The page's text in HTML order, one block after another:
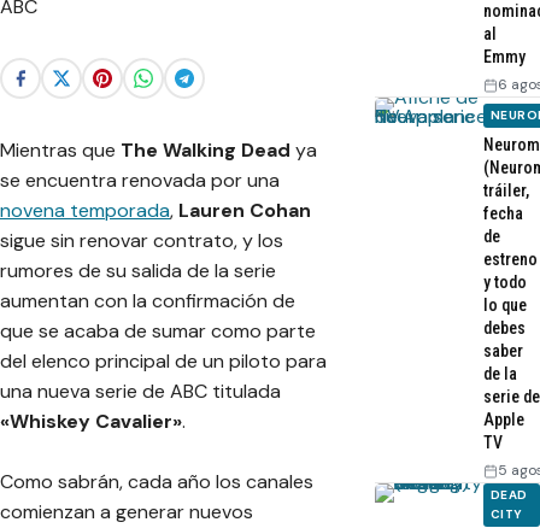
Mientras que The Walking Dead ya
se encuentra renovada por una
novena temporada, Lauren Cohan
sigue sin renovar contrato, y los
rumores de su salida de la serie
aumentan con la confirmación de
que se acaba de sumar como parte
del elenco principal de un piloto para
una nueva serie de ABC titulada
«Whiskey Cavalier».
Como sabrán, cada año los canales
comienzan a generar nuevos
al
Emmy
6
tráiler,
fecha
de
estreno
y todo
lo que
debes
saber
de la
serie de
Apple
TV
5
DEAD
CITY